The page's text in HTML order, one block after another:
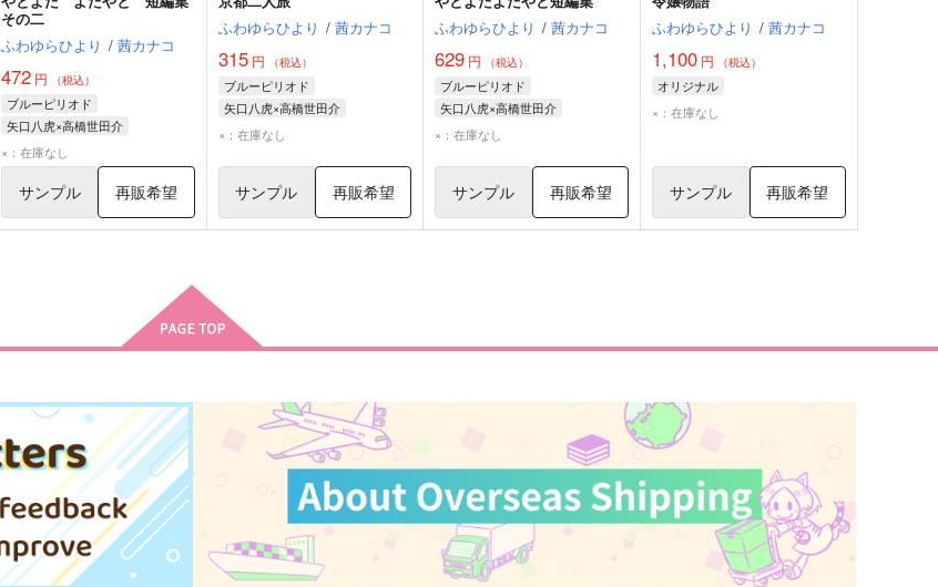
その二
ふわゆらひより / 茜カナコ
472円 （税込）
ブルーピリオド
矢口八虎×高橋世田介
矢口八虎
×：在庫なし
サンプル 再販希望
ふわゆらひより / 茜カナコ
315円 （税込）
ブルーピリオド
矢口八虎×高橋世田介
矢口八虎
×：在庫なし
サンプル 再販希望
ふわゆらひより / 茜カナコ
629 円 （税込）
ブルーピリオド
矢口八虎×高橋世田介
矢口八虎
×：在庫なし
サンプル 再販希望
ふわゆらひより / 茜カナコ
1,100 円 （税込）
オリジナル
×：在庫なし
サンプル 再販希望